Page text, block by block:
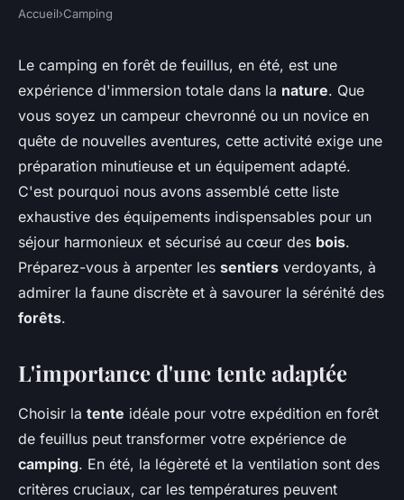
CAMPING
Quels sont les équipements
indispensables pour un
camping en région de forêt de
feuillus en été?
Lya•30 juin 2024 •6 min de lecture
Accueil›Camping
Le camping en forêt de feuillus, en été, est une
expérience d'immersion totale dans la nature. Que
vous soyez un campeur chevronné ou un novice en
quête de nouvelles aventures, cette activité exige une
préparation minutieuse et un équipement adapté.
C'est pourquoi nous avons assemblé cette liste
exhaustive des équipements indispensables pour un
séjour harmonieux et sécurisé au cœur des bois.
Préparez-vous à arpenter les sentiers verdoyants, à
admirer la faune discrète et à savourer la sérénité des
forêts.
L'importance d'une tente adaptée
Choisir la tente idéale pour votre expédition en forêt
de feuillus peut transformer votre expérience de
camping. En été, la légèreté et la ventilation sont des
critères cruciaux, car les températures peuvent